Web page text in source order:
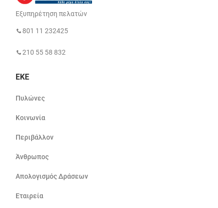
Εξυπηρέτηση πελατών
801 11 232425
210 55 58 832
ΕΚΕ
Πυλώνες
Κοινωνία
Περιβάλλον
Άνθρωπος
Απολογισμός Δράσεων
Εταιρεία